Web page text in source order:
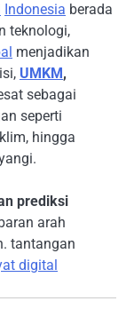
Indonesia berada
teknologi,
menjadikan
UMKM,
sebagai
seperti
hingga
prediksi
arah
tantangan
digital